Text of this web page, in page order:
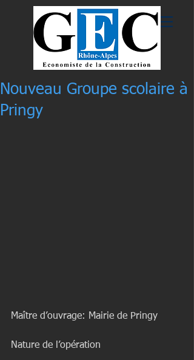
Nouveau Groupe scolaire à
Pringy
Maître d’ouvrage: Mairie de Pringy
Nature de l’opération